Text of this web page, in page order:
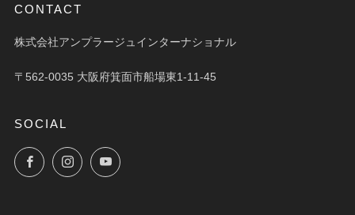
CONTACT
株式会社アンプラージュインターナショナル
〒562-0035 大阪府箕面市船場東1-11-45
SOCIAL
FacebookInstagramYouTube